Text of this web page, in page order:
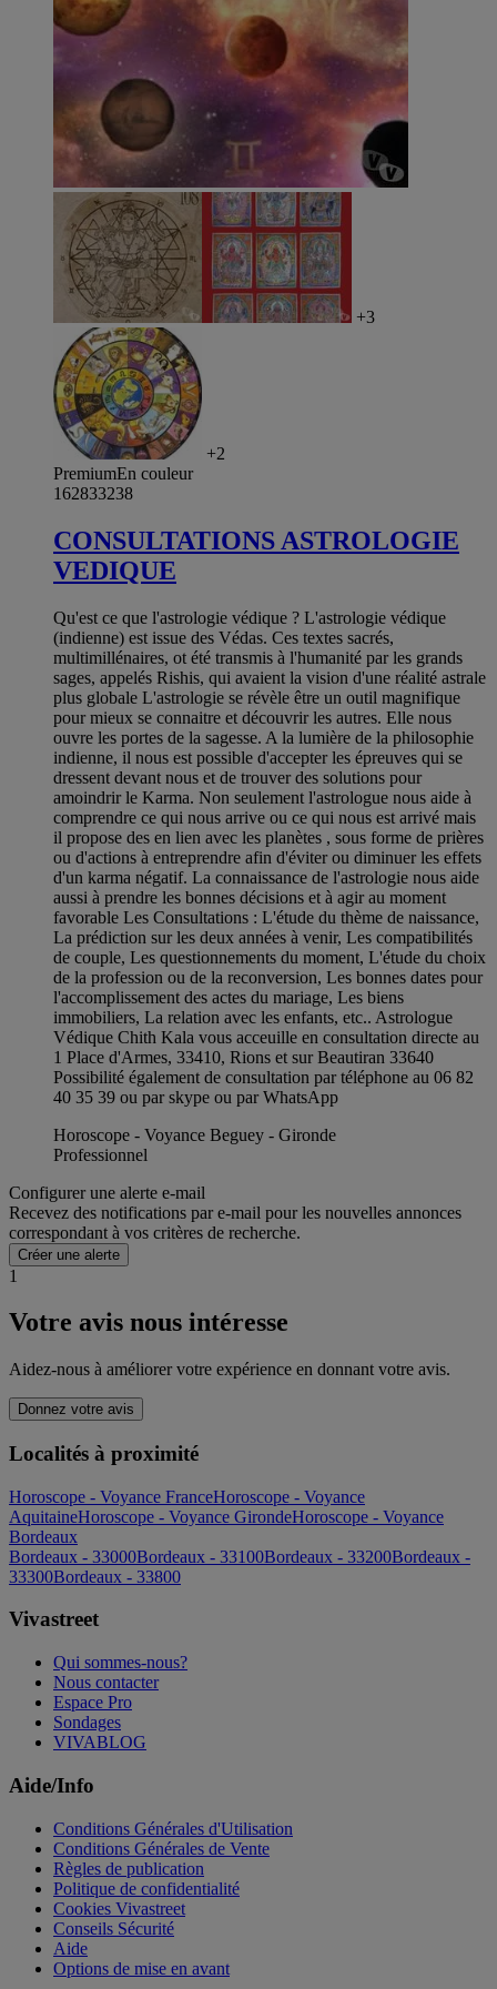
+3
+2
PremiumEn couleur
162833238
CONSULTATIONS ASTROLOGIE
VEDIQUE
Qu'est ce que l'astrologie védique ? L'astrologie védique
(indienne) est issue des Védas. Ces textes sacrés,
multimillénaires, ot été transmis à l'humanité par les grands
sages, appelés Rishis, qui avaient la vision d'une réalité astrale
plus globale L'astrologie se révèle être un outil magnifique
pour mieux se connaitre et découvrir les autres. Elle nous
ouvre les portes de la sagesse. A la lumière de la philosophie
indienne, il nous est possible d'accepter les épreuves qui se
dressent devant nous et de trouver des solutions pour
amoindrir le Karma. Non seulement l'astrologue nous aide à
comprendre ce qui nous arrive ou ce qui nous est arrivé mais
il propose des en lien avec les planètes , sous forme de prières
ou d'actions à entreprendre afin d'éviter ou diminuer les effets
d'un karma négatif. La connaissance de l'astrologie nous aide
aussi à prendre les bonnes décisions et à agir au moment
favorable Les Consultations : L'étude du thème de naissance,
La prédiction sur les deux années à venir, Les compatibilités
de couple, Les questionnements du moment, L'étude du choix
de la profession ou de la reconversion, Les bonnes dates pour
l'accomplissement des actes du mariage, Les biens
immobiliers, La relation avec les enfants, etc.. Astrologue
Védique Chith Kala vous acceuille en consultation directe au
1 Place d'Armes, 33410, Rions et sur Beautiran 33640
Possibilité également de consultation par téléphone au 06 82
40 35 39 ou par skype ou par WhatsApp
Horoscope - Voyance Beguey - Gironde
Professionnel
Configurer une alerte e-mail
Recevez des notifications par e-mail pour les nouvelles annonces
correspondant à vos critères de recherche.
Créer une alerte
1
Votre avis nous intéresse
Aidez-nous à améliorer votre expérience en donnant votre avis.
Donnez votre avis
Localités à proximité
Horoscope - Voyance FranceHoroscope - Voyance
AquitaineHoroscope - Voyance GirondeHoroscope - Voyance
Bordeaux
Bordeaux - 33000Bordeaux - 33100Bordeaux - 33200Bordeaux -
33300Bordeaux - 33800
Vivastreet
Qui sommes-nous?
Nous contacter
Espace Pro
Sondages
VIVABLOG
Aide/Info
Conditions Générales d'Utilisation
Conditions Générales de Vente
Règles de publication
Politique de confidentialité
Cookies Vivastreet
Conseils Sécurité
Aide
Options de mise en avant